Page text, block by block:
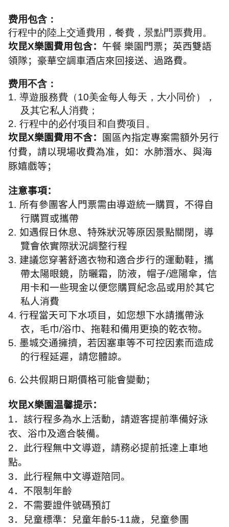
费用包含：
行程中的陸上交通費用，餐費，景點門票費用。
坎昆X樂園費用包含： 午餐 樂園門票；英西雙語
領隊；豪華空調車酒店來回接送、過路費。
费用不含：
1. 導遊服務費（10美金每人每天，大小同价），
及其它私人消費；
2. 行程中的必付项目和自费项目。
坎昆X樂園費用不含： 園區內指定專案需額外另行
付費，請以現場收費為准，如：水肺潛水、與海
豚嬉戲等；
注意事項：
1. 所有參團客人門票需由導遊統一購買，不得自
行購買或攜帶
2. 如遇假日休息、特殊狀況等原因景點關閉，導
覽會依實際狀況調整行程
3. 建議您穿著舒適衣物和適合步行的運動鞋，攜
帶太陽眼鏡，防曬霜，防液，帽子/遮陽傘，信
用卡和一些現金以便您購買紀念品或用於其它
私人消費
4. 行程當天可下水项目，如您想下水請攜帶泳
衣，毛巾/浴巾、拖鞋和備用更換的乾衣物。
5. 墨城交通擁擠，若因塞車等不可控因素而造成
的行程延遲，請您體諒。
6. 公共假期日期價格可能會變動；
坎昆X樂園温馨提示：
1．該行程多為水上活動，請遊客提前準備好泳
衣、浴巾及適合裝備。
2．此行程無中文導遊，請務必提前抵達上車地
點。
3．此行程無中文導遊陪同。
4．不限制年齡
2．不需要證件號碼預訂
3．兒童標準：兒童年齡5-11歲，兒童參團